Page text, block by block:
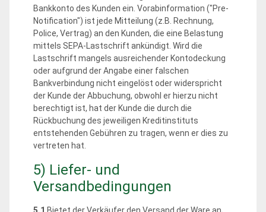
Bankkonto des Kunden ein. Vorabinformation ("Pre-
Notification") ist jede Mitteilung (z.B. Rechnung,
Police, Vertrag) an den Kunden, die eine Belastung
mittels SEPA-Lastschrift ankündigt. Wird die
Lastschrift mangels ausreichender Kontodeckung
oder aufgrund der Angabe einer falschen
Bankverbindung nicht eingelöst oder widerspricht
der Kunde der Abbuchung, obwohl er hierzu nicht
berechtigt ist, hat der Kunde die durch die
Rückbuchung des jeweiligen Kreditinstituts
entstehenden Gebühren zu tragen, wenn er dies zu
vertreten hat.
5) Liefer- und
Versandbedingungen
5.1 Bietet der Verkäufer den Versand der Ware an,